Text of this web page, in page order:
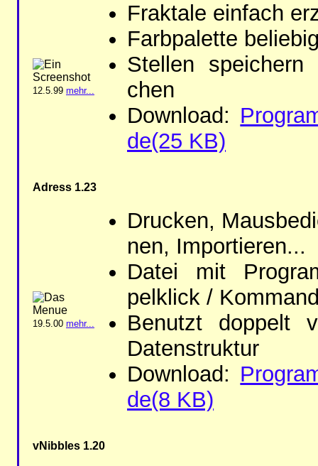
12.5.99 mehr...
Frak­tale ein­fach
Farb­pa­let­te
Stel­len
chen
Dow­n­load:
de(25 KB)
Adress 1.23
19.5.00 mehr...
Dru­cken,
nen, Im­por­tie­ren...
Da­tei mit
pelklick /
Be­nutzt dop­pelt
Da­ten­struk­tur
Dow­n­load:
de(8 KB)
vNib­bles 1.20